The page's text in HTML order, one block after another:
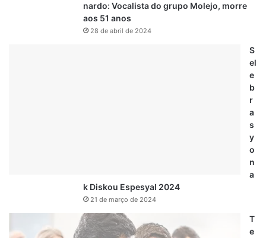
nardo: Vocalista do grupo Molejo, morre
aos 51 anos
28 de abril de 2024
S
el
e
b
r
a
s
y
o
n
a
k Diskou Espesyal 2024
21 de março de 2024
T
e